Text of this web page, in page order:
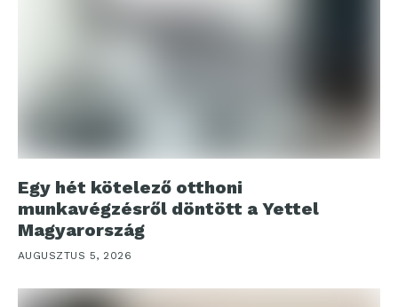
Egy hét kötelező otthoni
munkavégzésről döntött a Yettel
Magyarország
AUGUSZTUS 5, 2026